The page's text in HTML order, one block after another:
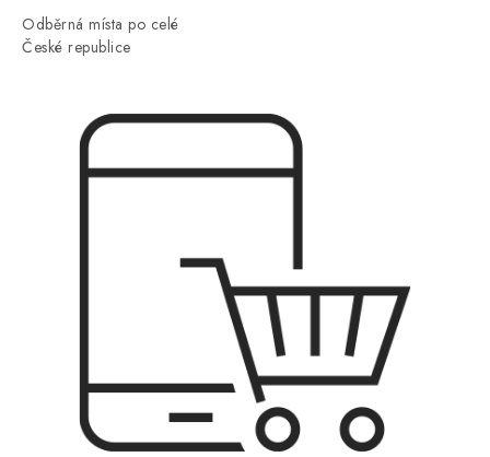
Odběrná místa po celé
České republice